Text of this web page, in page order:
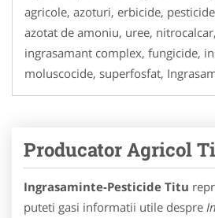
agricole, azoturi, erbicide,
azotat de amoniu, uree,
ingrasamant complex, fungicide,
moluscocide, superfosfat,
Producator Agricol
Ingrasaminte-Pesticide Titu
puteti gasi informatii utile despre